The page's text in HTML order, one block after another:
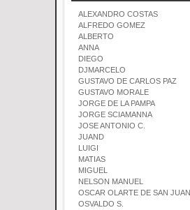
ALEXANDRO COSTAS
ALFREDO GOMEZ
ALBERTO
ANNA
DIEGO
DJMARCELO
GUSTAVO DE CARLOS PAZ
GUSTAVO MORALE
JORGE DE LA PAMPA
JORGE SCIAMANNA
JOSE ANTONIO C.
JUAND
LUIGI
MATIAS
MIGUEL
NELSON MANUEL
OSCAR OLARTE DE SAN JUAN
OSVALDO S.